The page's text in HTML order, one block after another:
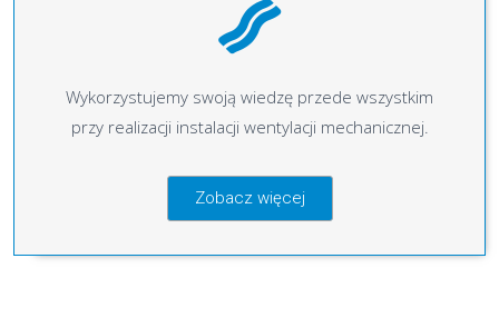
Wykorzystujemy swoją wiedzę przede wszystkim
przy realizacji instalacji wentylacji mechanicznej.
Zobacz więcej